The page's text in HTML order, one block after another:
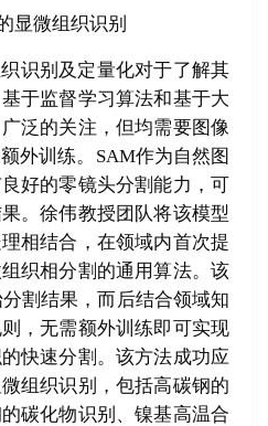
显微组织识别
识别及定量化对于了解其
于监督学习算法和基于大
泛的关注，但均需要图像
外训练。SAM作为自然图
好的零镜头分割能力，可
。徐伟教授团队将该模型
相结合，在领域内首次提
织相分割的通用算法。该
割结果，而后结合领域知
，无需额外训练即可实现
快速分割。该方法成功应
组织识别，包括高碳钢的
碳化物识别、镍基高温合